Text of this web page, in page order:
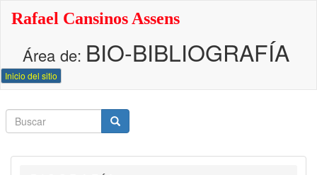
principal
Rafael Cansinos Assens
Área de: BIO-BIBLIOGRAFÍA
Inicio del sitio
Buscar
Buscar
Buscar